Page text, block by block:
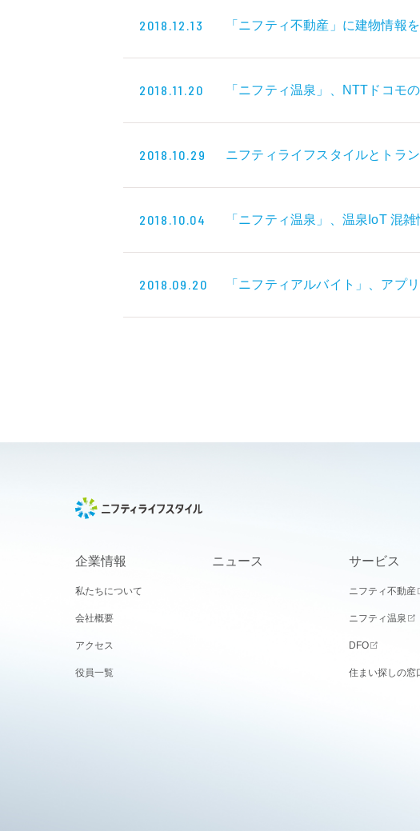
2018.12.13 「ニフティ不動産」に建物情報
2018.11.20 「ニフティ温泉」、NTTドコモ
2018.10.29 ニフティライフスタイルとトラ
2018.10.04 「ニフティ温泉」、温泉IoT 混
2018.09.20 「ニフティアルバイト」、アプ
企業情報
私たちについて
会社概要
アクセス
役員一覧
ニュース サービス
ニフティ不動産
ニフティ温泉
DFO
住まい探しの窓